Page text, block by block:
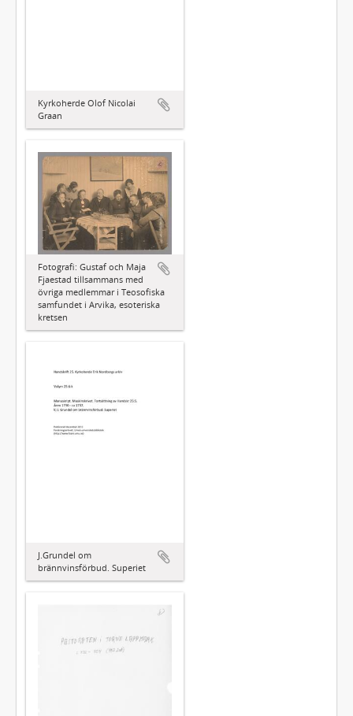
Kyrkoherde Olof Nicolai
Graan
Fotografi: Gustaf och Maja
Fjaestad tillsammans med
övriga medlemmar i Teosofiska
samfundet i Arvika, esoteriska
kretsen
J.Grundel om
brännvinsförbud. Superiet